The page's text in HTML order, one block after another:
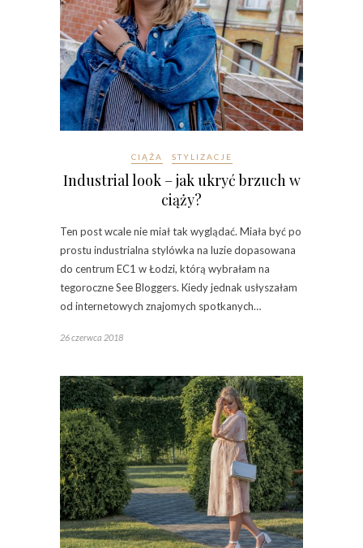
CIĄŻA STYLIZACJE
Industrial look – jak ukryć brzuch w
ciąży?
Ten post wcale nie miał tak wyglądać. Miała być po
prostu industrialna stylówka na luzie dopasowana
do centrum EC1 w Łodzi, którą wybrałam na
tegoroczne See Bloggers. Kiedy jednak usłyszałam
od internetowych znajomych spotkanych…
26 czerwca 2018